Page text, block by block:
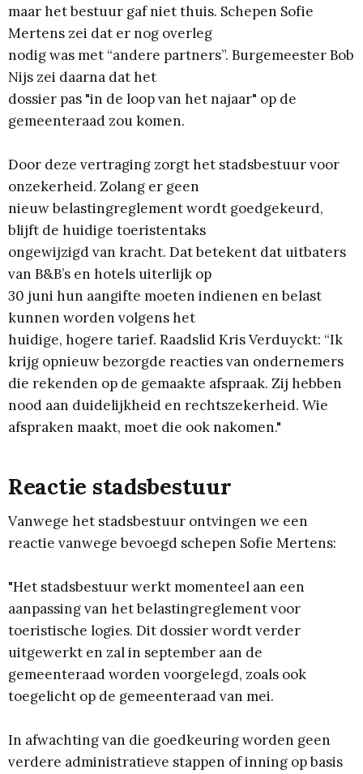
maar het bestuur gaf niet thuis. Schepen Sofie
Mertens zei dat er nog overleg
nodig was met “andere partners”. Burgemeester Bob
Nijs zei daarna dat het
dossier pas "in de loop van het najaar" op de
gemeenteraad zou komen.
Door deze vertraging zorgt het stadsbestuur voor
onzekerheid. Zolang er geen
nieuw belastingreglement wordt goedgekeurd,
blijft de huidige toeristentaks
ongewijzigd van kracht. Dat betekent dat uitbaters
van B&B’s en hotels uiterlijk op
30 juni hun aangifte moeten indienen en belast
kunnen worden volgens het
huidige, hogere tarief. Raadslid Kris Verduyckt: “Ik
krijg opnieuw bezorgde reacties van ondernemers
die rekenden op de gemaakte afspraak. Zij hebben
nood aan duidelijkheid en rechtszekerheid. Wie
afspraken maakt, moet die ook nakomen."
Reactie stadsbestuur
Vanwege het stadsbestuur ontvingen we een
reactie vanwege bevoegd schepen Sofie Mertens:
"Het stadsbestuur werkt momenteel aan een
aanpassing van het belastingreglement voor
toeristische logies. Dit dossier wordt verder
uitgewerkt en zal in september aan de
gemeenteraad worden voorgelegd, zoals ook
toegelicht op de gemeenteraad van mei.
In afwachting van die goedkeuring worden geen
verdere administratieve stappen of inning op basis